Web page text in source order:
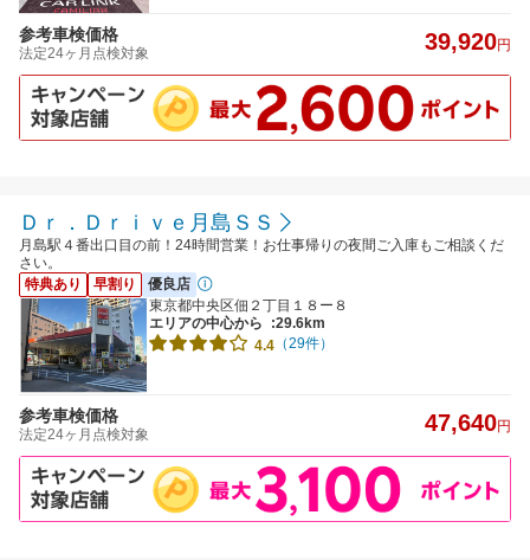
参考車検価格
法定24ヶ月点検対象 39,920円
Ｄｒ．Ｄｒｉｖｅ月島ＳＳ
月島駅４番出口目の前！24時間営業！お仕事帰りの夜間ご入庫もご相談くだ
さい。
特典あり
早割り
優良店
東京都中央区佃２丁目１８ー８
エリアの中心から
:29.6km
4.4 （29件）
参考車検価格
法定24ヶ月点検対象 47,640円